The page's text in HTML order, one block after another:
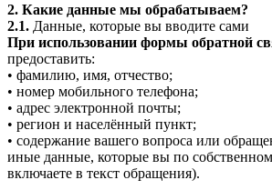
2. Какие данные мы обрабатываем?
2.1. Данные, которые вы вводите сами
При использовании формы обратной
предоставить:
• фамилию, имя, отчество;
• номер мобильного телефона;
• адрес электронной почты;
• регион и населённый пункт;
• содержание вашего вопроса или
иные данные, которые вы по
включаете в текст обращения).